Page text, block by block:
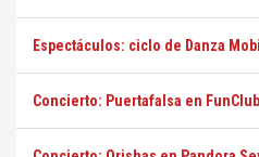
Espectáculos: ciclo de Danza
Concierto: Puertafalsa en